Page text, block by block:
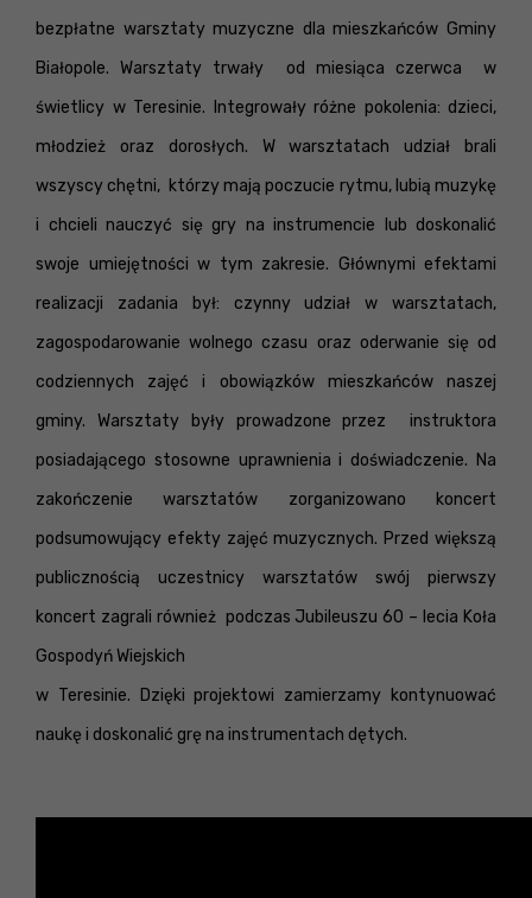
bezpłatne warsztaty muzyczne dla mieszkańców Gminy
Białopole. Warsztaty trwały od miesiąca czerwca w
świetlicy w Teresinie. Integrowały różne pokolenia: dzieci,
młodzież oraz dorosłych. W warsztatach udział brali
wszyscy chętni, którzy mają poczucie rytmu, lubią muzykę
i chcieli nauczyć się gry na instrumencie lub doskonalić
swoje umiejętności w tym zakresie. Głównymi efektami
realizacji zadania był: czynny udział w warsztatach,
zagospodarowanie wolnego czasu oraz oderwanie się od
codziennych zajęć i obowiązków mieszkańców naszej
gminy. Warsztaty były prowadzone przez instruktora
posiadającego stosowne uprawnienia i doświadczenie. Na
zakończenie warsztatów zorganizowano koncert
podsumowujący efekty zajęć muzycznych. Przed większą
publicznością uczestnicy warsztatów swój pierwszy
koncert zagrali również podczas Jubileuszu 60 – lecia Koła
Gospodyń Wiejskich
w Teresinie. Dzięki projektowi zamierzamy kontynuować
naukę i doskonalić grę na instrumentach dętych.